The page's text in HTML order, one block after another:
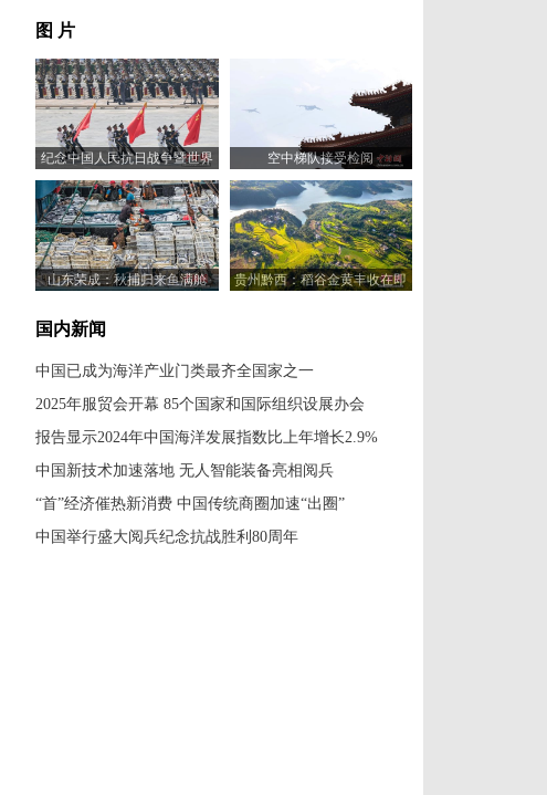
图 片
纪念中国人民抗日战争暨世界
反法西斯战争胜利80周年大会
举行
空中梯队接受检阅
山东荣成：秋捕归来鱼满舱 贵州黔西：稻谷金黄丰收在即
国内新闻
中国已成为海洋产业门类最齐全国家之一
2025年服贸会开幕 85个国家和国际组织设展办会
报告显示2024年中国海洋发展指数比上年增长2.9%
中国新技术加速落地 无人智能装备亮相阅兵
“首”经济催热新消费 中国传统商圈加速“出圈”
中国举行盛大阅兵纪念抗战胜利80周年